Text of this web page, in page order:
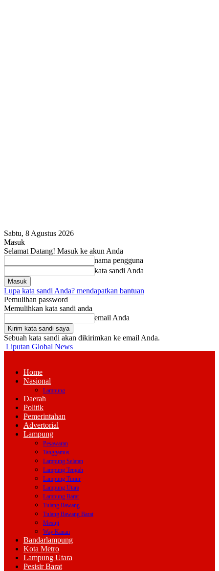
Sabtu, 8 Agustus 2026
Masuk
Selamat Datang! Masuk ke akun Anda
nama pengguna
kata sandi Anda
Lupa kata sandi Anda? mendapatkan bantuan
Pemulihan password
Memulihkan kata sandi anda
email Anda
Sebuah kata sandi akan dikirimkan ke email Anda.
Liputan Global News
Home
Nasional
Lampung
Daerah
Politik
Pemerintahan
Advertorial
Lampung
Pesawaran
Tanggamus
Lampung Selatan
Lampung Tengah
Lampung Timur
Lampung Utara
Lampung Barat
Tulang Bawang
Tulang Bawang Barat
Mesuji
Way Kanan
Bandarlampung
Kota Metro
Lampung Utara
Pesisir Barat